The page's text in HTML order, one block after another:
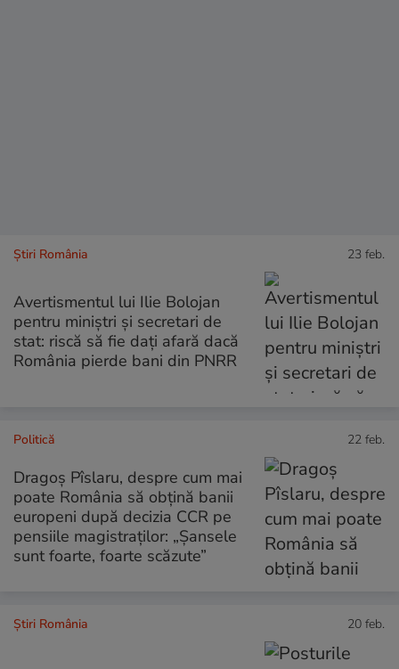
Știri România 23 feb.
Avertismentul lui Ilie Bolojan
pentru miniștri și secretari de
stat: riscă să fie dați afară dacă
România pierde bani din PNRR
Politică 22 feb.
Dragoș Pîslaru, despre cum mai
poate România să obțină banii
europeni după decizia CCR pe
pensiile magistraților: „Șansele
sunt foarte, foarte scăzute”
Știri România 20 feb.